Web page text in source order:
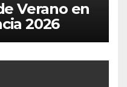
Verano en
2026